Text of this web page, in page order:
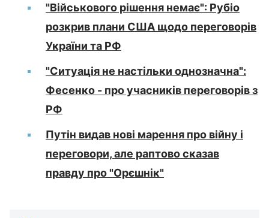
"Військового рішення немає": Рубіо
розкрив плани США щодо переговорів
України та РФ
"Ситуація не настільки однозначна":
Фесенко - про учасників переговорів з
РФ
Путін видав нові марення про війну і
переговори, але раптово сказав
правду про "Орєшнік"